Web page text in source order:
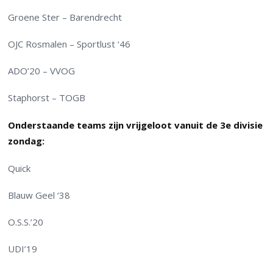
Groene Ster – Barendrecht
OJC Rosmalen – Sportlust ‘46
ADO’20 – VVOG
Staphorst – TOGB
Onderstaande teams zijn vrijgeloot vanuit de 3e divisie
zondag:
Quick
Blauw Geel ‘38
O.S.S.’20
UDI’19